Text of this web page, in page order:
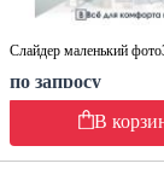
Слайдер маленький
по запросу
В